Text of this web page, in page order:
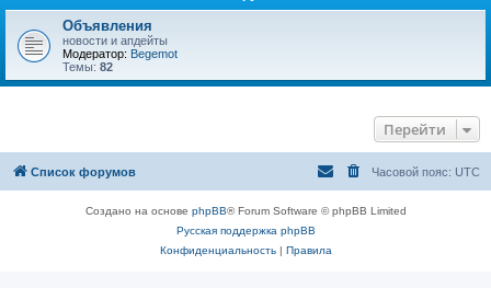
Объявления
новости и апдейты
Модератор: Begemot
Темы: 82
Перейти
Список форумов Часовой пояс: UTC
Создано на основе phpBB® Forum Software © phpBB Limited
Русская поддержка phpBB
Конфиденциальность| Правила